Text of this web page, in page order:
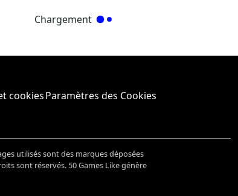
Chargement
cookiesParamètres des Cookies
utilisés sont des marques déposées
sont réservés. 50 Games Like génère